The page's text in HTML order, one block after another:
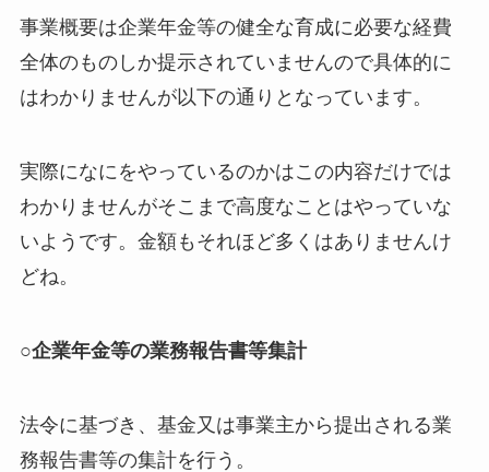
事業概要は企業年金等の健全な育成に必要な経費
全体のものしか提示されていませんので具体的に
はわかりませんが以下の通りとなっています。
実際になにをやっているのかはこの内容だけでは
わかりませんがそこまで高度なことはやっていな
いようです。金額もそれほど多くはありませんけ
どね。
○企業年金等の業務報告書等集計
法令に基づき、基金又は事業主から提出される業
務報告書等の集計を行う。